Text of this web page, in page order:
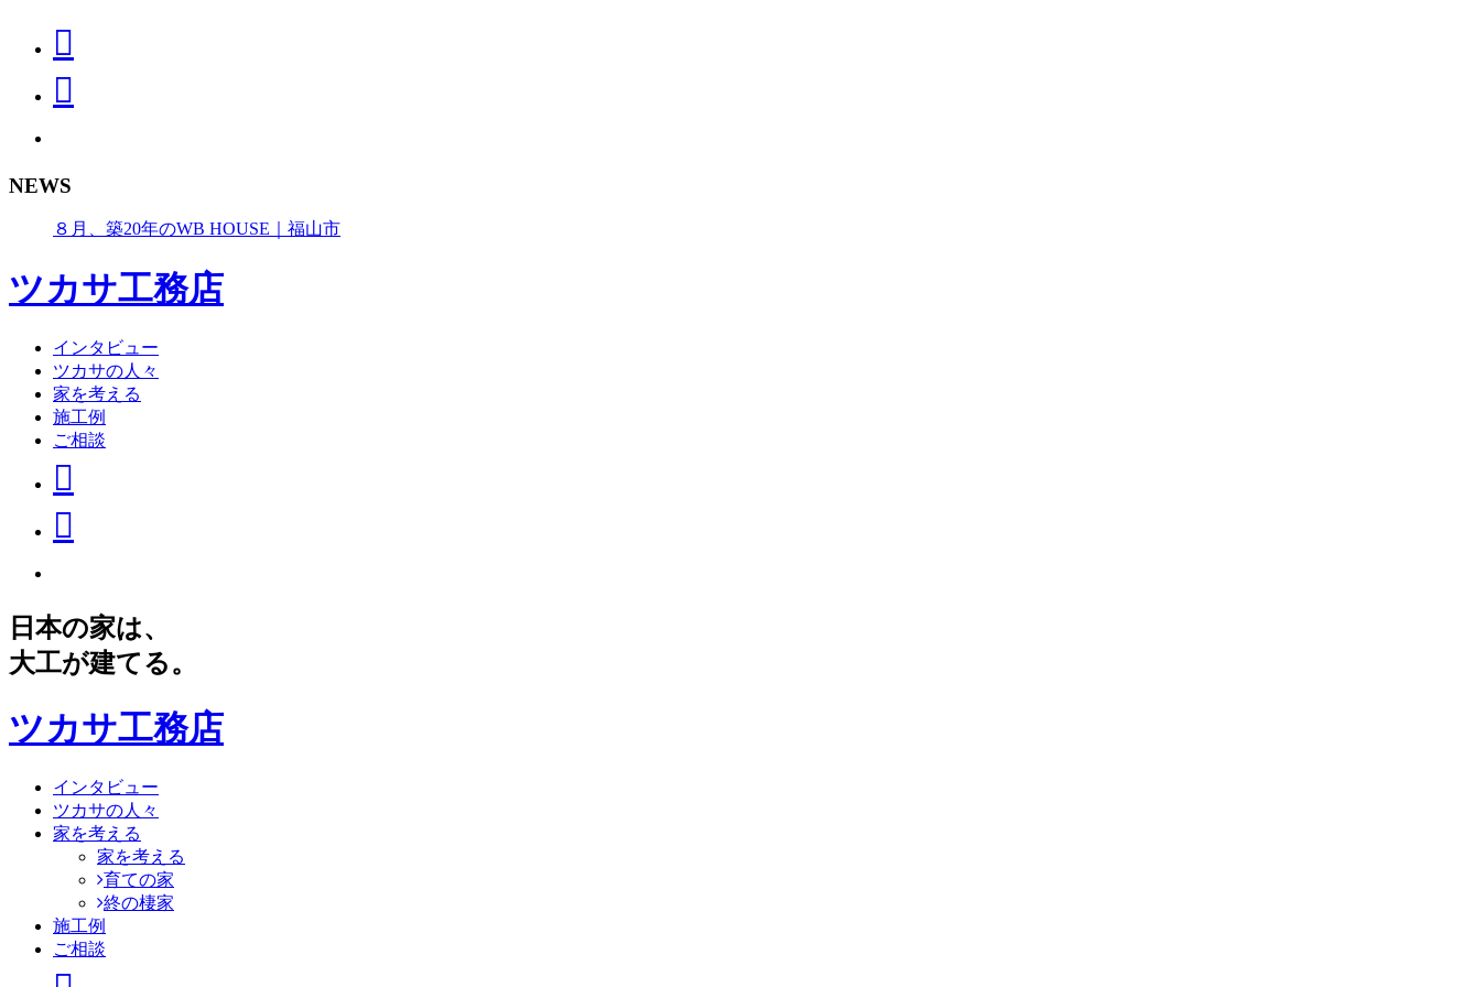
NEWS
８月、築20年のWB HOUSE｜福山市
ツカサ工務店
インタビュー
ツカサの人々
家を考える
施工例
ご相談
日本の家は、
大工が建てる。
ツカサ工務店
インタビュー
ツカサの人々
家を考える
家を考える
育ての家
終の棲家
施工例
ご相談